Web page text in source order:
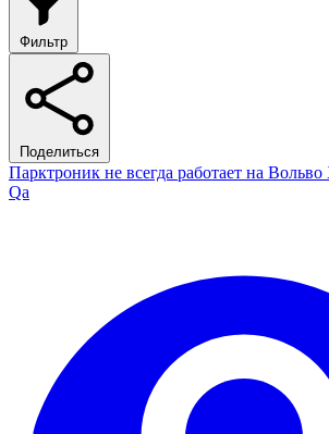
Фильтр
Поделиться
Парктроник не всегда работает на
Qa